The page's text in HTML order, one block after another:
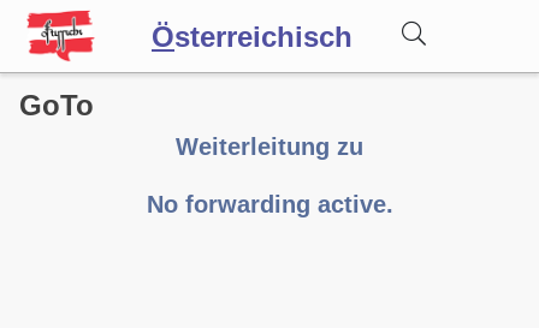
Österreichisch
Wörterbuch
GoTo
Weiterleitung zu
No forwarding active.